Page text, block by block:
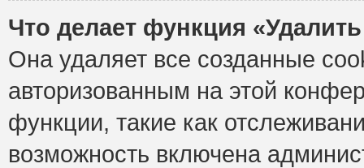
Что делает функция
Она удаляет все созданные
авторизованным на этой
функции, такие как
возможность включена